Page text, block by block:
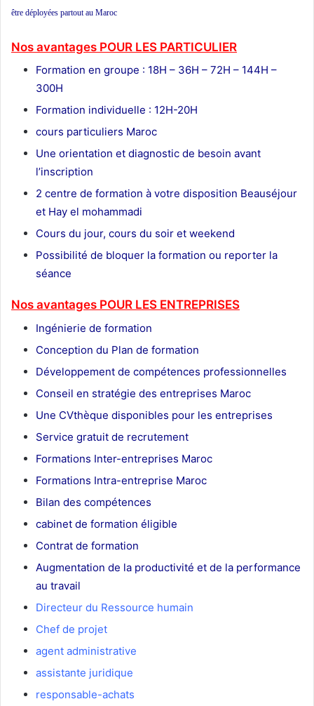
être déployées partout au Maroc
Nos avantages POUR LES PARTICULIER
Formation en groupe : 18H – 36H – 72H – 144H –
300H
Formation individuelle : 12H-20H
cours particuliers Maroc
Une orientation et diagnostic de besoin avant
l’inscription
2 centre de formation à votre disposition Beauséjour
et Hay el mohammadi
Cours du jour, cours du soir et weekend
Possibilité de bloquer la formation ou reporter la
séance
Nos avantages POUR LES ENTREPRISES
Ingénierie de formation
Conception du Plan de formation
Développement de compétences professionnelles
Conseil en stratégie des entreprises Maroc
Une CVthèque disponibles pour les entreprises
Service gratuit de recrutement
Formations Inter-entreprises Maroc
Formations Intra-entreprise Maroc
Bilan des compétences
cabinet de formation éligible
Contrat de formation
Augmentation de la productivité et de la performance
au travail
Directeur du Ressource humain
Chef de projet
agent administrative
assistante juridique
responsable-achats